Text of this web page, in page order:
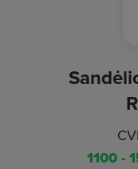
1100 -